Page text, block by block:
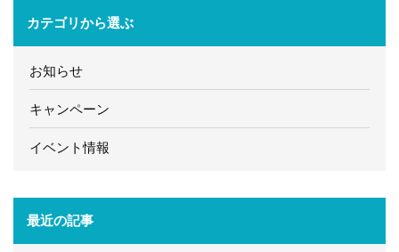
カテゴリから選ぶ
お知らせ
キャンペーン
イベント情報
最近の記事